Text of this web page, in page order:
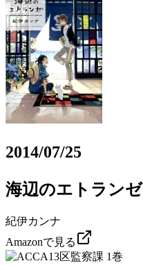
2014/07/25
海辺のエトランゼ
紀伊カンナ
Amazonで見る